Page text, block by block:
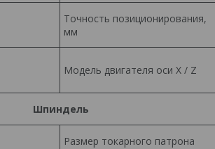
Точность позиционирования,
мм
Модель двигателя оси X / Z
Шпиндель
Размер токарного патрона